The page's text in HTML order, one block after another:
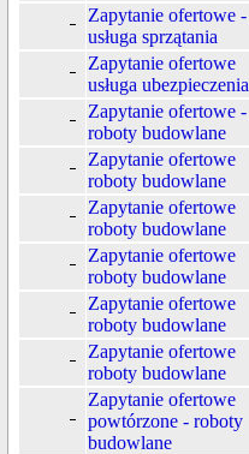
Zapytanie ofertowe -
usługa sprzątania
Zapytanie ofertowe
usługa ubezpieczenia
Zapytanie ofertowe -
roboty budowlane
Zapytanie ofertowe
roboty budowlane
Zapytanie ofertowe
roboty budowlane
Zapytanie ofertowe
roboty budowlane
Zapytanie ofertowe
roboty budowlane
Zapytanie ofertowe
roboty budowlane
Zapytanie ofertowe
powtórzone - roboty
budowlane